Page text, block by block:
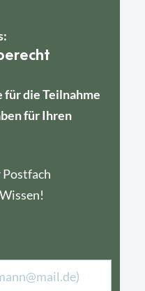
für die Teilnahme
für Ihren